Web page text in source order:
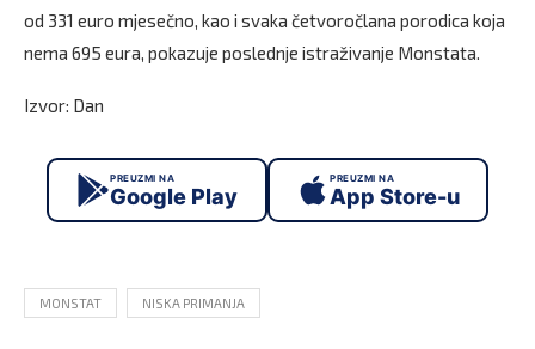
od 331 euro mjesečno, kao i svaka četvoročlana porodica koja
nema 695 eura, pokazuje poslednje istraživanje Monstata.
Izvor: Dan
PREUZMI NA
Google Play
PREUZMI NA
App Store-u
MONSTAT NISKA PRIMANJA